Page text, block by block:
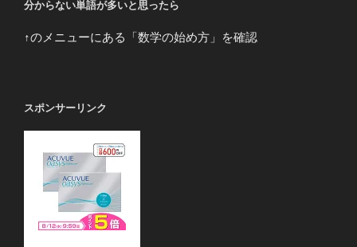
分からない単語が多いと思ったら
↑のメニューにある「数学の始め方」を確認
スポンサーリンク